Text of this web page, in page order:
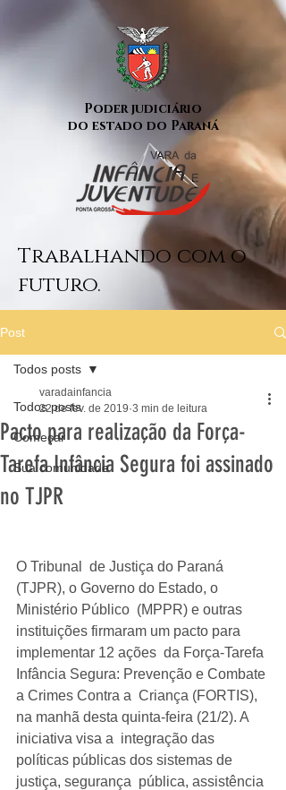
Poder judiciário
do estado do Paraná
Trabalhando com o
futuro.
Post
Todos posts
Começar
Sua comunidade
Todos posts
Pacto para realização da Força-
Tarefa Infância Segura foi assinado
no TJPR
varadainfancia
22 de fev. de 2019 3 min de leitura
O Tribunal  de Justiça do Paraná
(TJPR), o Governo do Estado, o
Ministério Público  (MPPR) e outras
instituições firmaram um pacto para
implementar 12 ações  da Força-Tarefa
Infância Segura: Prevenção e Combate
a Crimes Contra a  Criança (FORTIS),
na manhã desta quinta-feira (21/2). A
iniciativa visa a  integração das
políticas públicas dos sistemas de
justiça, segurança  pública, assistência